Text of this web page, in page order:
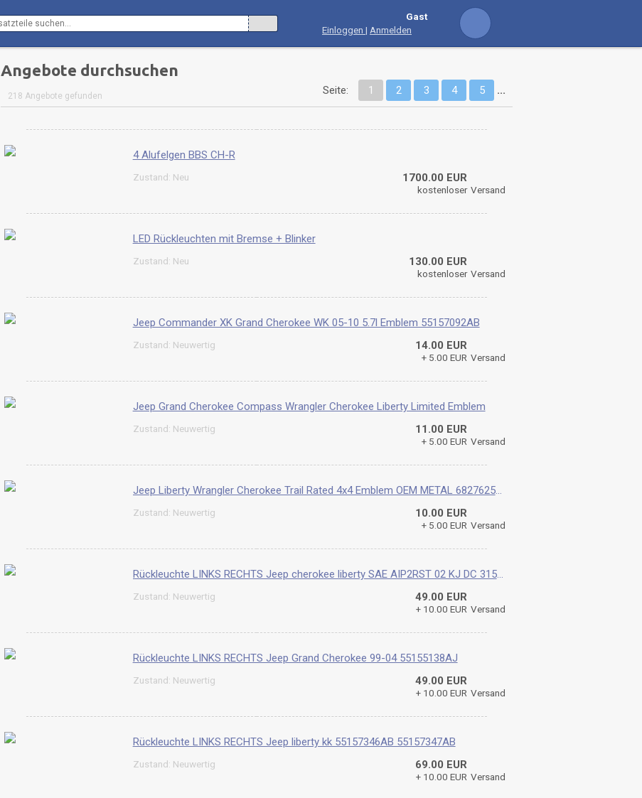
Gast
Einloggen | Anmelden
Angebote durchsuchen
218 Angebote gefunden Seite: 1 2 3 4 5 ...
4 Alufelgen BBS CH-R
Zustand: Neu 1700.00 EUR
kostenloser Versand
LED Rückleuchten mit Bremse + Blinker
Zustand: Neu 130.00 EUR
kostenloser Versand
Jeep Commander XK Grand Cherokee WK 05-10 5.7l Emblem 55157092AB
Zustand: Neuwertig 14.00 EUR
+ 5.00 EUR Versand
Jeep Grand Cherokee Compass Wrangler Cherokee Liberty Limited Emblem
Zustand: Neuwertig 11.00 EUR
+ 5.00 EUR Versand
Jeep Liberty Wrangler Cherokee Trail Rated 4x4 Emblem OEM METAL 68276251AA
Zustand: Neuwertig 10.00 EUR
+ 5.00 EUR Versand
Rückleuchte LINKS RECHTS Jeep cherokee liberty SAE AIP2RST 02 KJ DC 3157-P27/7W
Zustand: Neuwertig 49.00 EUR
+ 10.00 EUR Versand
Rückleuchte LINKS RECHTS Jeep Grand Cherokee 99-04 55155138AJ
Zustand: Neuwertig 49.00 EUR
+ 10.00 EUR Versand
Rückleuchte LINKS RECHTS Jeep liberty kk 55157346AB 55157347AB
Zustand: Neuwertig 69.00 EUR
+ 10.00 EUR Versand